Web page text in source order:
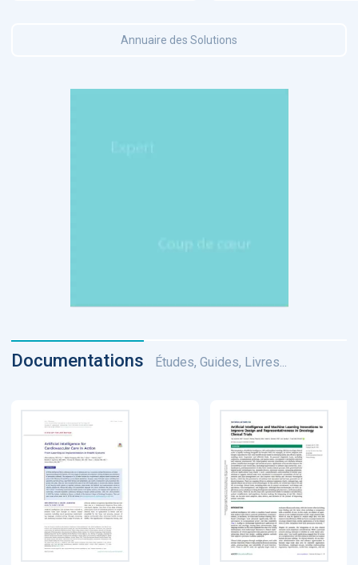
Annuaire des Solutions
Documentations Études, Guides, Livres...